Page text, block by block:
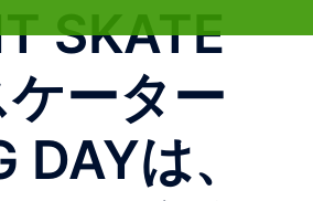
SKATE
ーター
は、